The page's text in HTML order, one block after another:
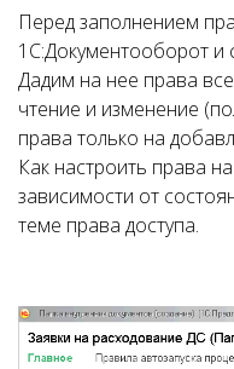
Перед заполнением
1С:Документооборот и
Дадим на нее права
чтение и изменение
права только на
Как настроить права
зависимости от
теме права доступа.